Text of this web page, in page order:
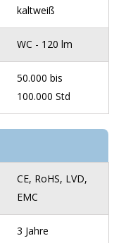
kaltweiß
WC - 120 lm
50.000 bis
100.000 Std
CE, RoHS, LVD,
EMC
3 Jahre